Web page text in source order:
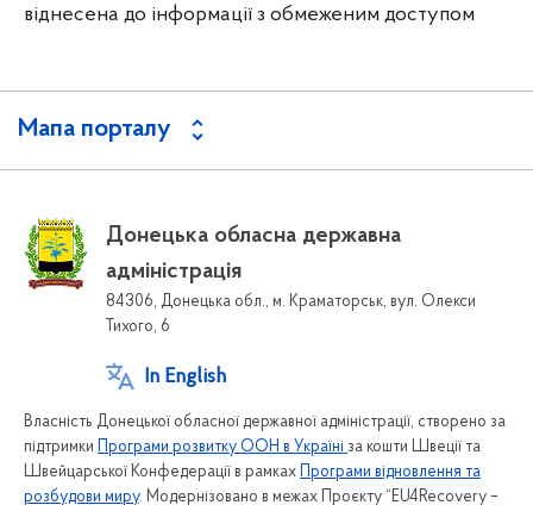
віднесена до інформації з обмеженим доступом
Мапа порталу
Донецька обласна державна
адміністрація
84306, Донецька обл., м. Краматорськ, вул. Олекси
Тихого, 6
In English
Власність Донецької обласної державної адміністрації, створено за
підтримки Програми розвитку ООН в Україні за кошти Швеції та
Швейцарської Конфедерації в рамках Програми відновлення та
розбудови миру. Модернізовано в межах Проєкту “EU4Recovery –